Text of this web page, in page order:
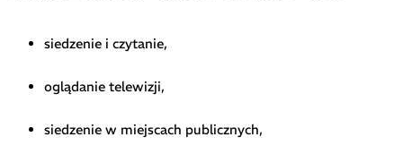
siedzenie i czytanie,
oglądanie telewizji,
siedzenie w miejscach publicznych,